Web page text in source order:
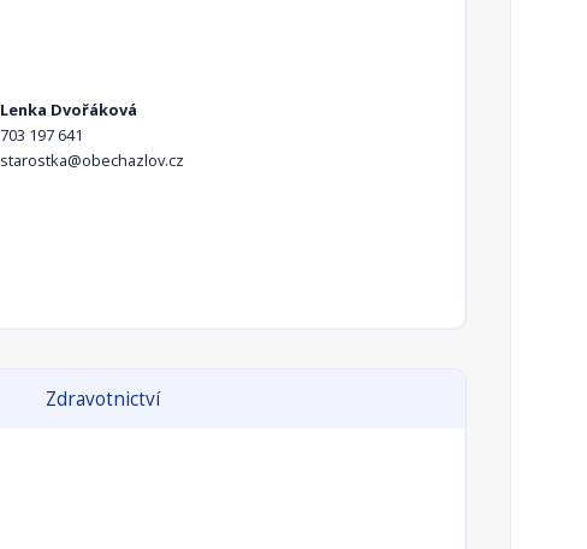
Lenka Dvořáková
703 197 641
starostka@obechazlov.cz
Zdravotnictví